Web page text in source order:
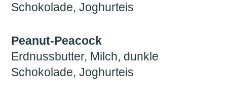
Schokolade, Joghurteis
Peanut-Peacock
Erdnussbutter, Milch, dunkle
Schokolade, Joghurteis